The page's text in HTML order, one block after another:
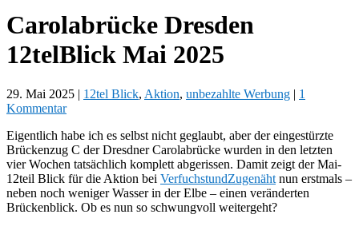
Carolabrücke Dresden
12telBlick Mai 2025
29. Mai 2025 | 12tel Blick, Aktion, unbezahlte Werbung | 1
Kommentar
Eigentlich habe ich es selbst nicht geglaubt, aber der eingestürzte
Brückenzug C der Dresdner Carolabrücke wurden in den letzten
vier Wochen tatsächlich komplett abgerissen. Damit zeigt der Mai-
12teil Blick für die Aktion bei VerfuchstundZugenäht nun erstmals –
neben noch weniger Wasser in der Elbe – einen veränderten
Brückenblick. Ob es nun so schwungvoll weitergeht?